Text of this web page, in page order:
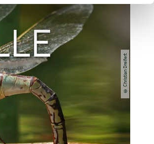
© Christian Dreifert